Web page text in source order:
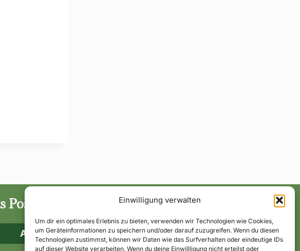
Einwilligung verwalten
Um dir ein optimales Erlebnis zu bieten, verwenden wir Technologien wie Cookies,
um Geräteinformationen zu speichern und/oder darauf zuzugreifen. Wenn du diesen
Technologien zustimmst, können wir Daten wie das Surfverhalten oder eindeutige IDs
auf dieser Website verarbeiten. Wenn du deine Einwillligung nicht erteilst oder